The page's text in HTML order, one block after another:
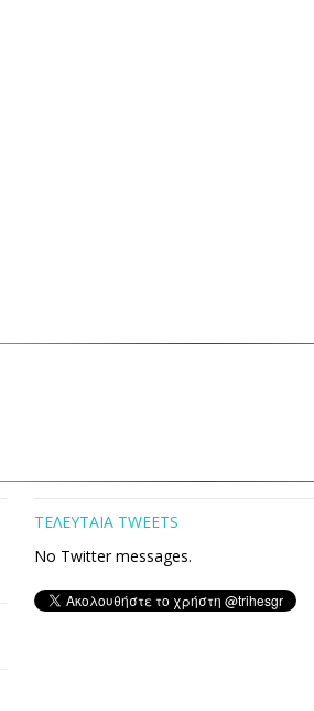
ΤΕΛΕΥΤΑΙΑ TWEETS
No Twitter messages.